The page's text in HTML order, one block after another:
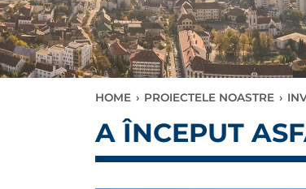
HOME › PROIECTELE NOASTRE ›
A ÎNCEPUT